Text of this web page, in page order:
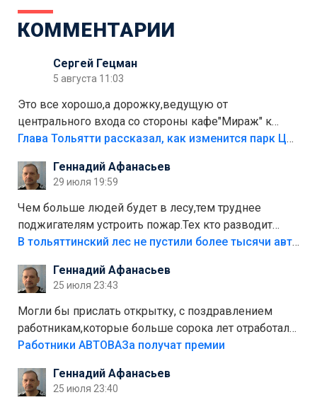
КОММЕНТАРИИ
Сергей Гецман
5 августа 11:03
Это все хорошо,а дорожку,ведущую от
центрального входа со стороны кафе"Мираж" к
аттракционам слабо доделать?А то бордюры
лежала в парке и испортилась.Да еще,видимо,часть
украли.
Глава Тольятти рассказал, как изменится парк Центрального района
Геннадий Афанасьев
29 июля 19:59
Чем больше людей будет в лесу,тем труднее
поджигателям устроить пожар.Тех кто разводит
костры,тех надо безбожно штрафовать.Камер полно
Штрафы мизерные.
В тольяттинский лес не пустили более тысячи автомобилей
Геннадий Афанасьев
25 июля 23:43
Могли бы прислать открытку, с поздравлением
работникам,которые больше сорока лет отработали
на предприятии.
Работники АВТОВАЗа получат премии
Геннадий Афанасьев
25 июля 23:40